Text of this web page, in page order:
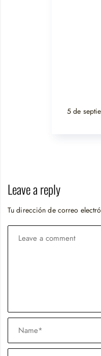
5 de
Leave a reply
Tu dirección de correo